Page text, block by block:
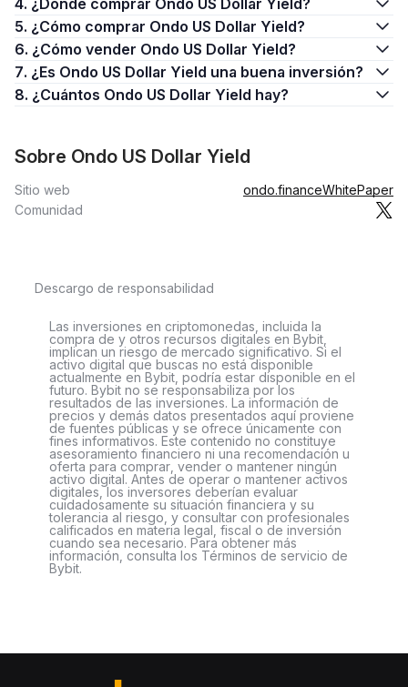
4. ¿Dónde comprar Ondo US Dollar Yield?
5. ¿Cómo comprar Ondo US Dollar Yield?
6. ¿Cómo vender Ondo US Dollar Yield?
7. ¿Es Ondo US Dollar Yield una buena inversión?
8. ¿Cuántos Ondo US Dollar Yield hay?
Sobre Ondo US Dollar Yield
Sitio web ondo.financeWhitePaper
Comunidad
Descargo de responsabilidad
Las inversiones en criptomonedas, incluida la
compra de y otros recursos digitales en Bybit,
implican un riesgo de mercado significativo. Si el
activo digital que buscas no está disponible
actualmente en Bybit, podría estar disponible en el
futuro. Bybit no se responsabiliza por los
resultados de las inversiones. La información de
precios y demás datos presentados aquí proviene
de fuentes públicas y se ofrece únicamente con
fines informativos. Este contenido no constituye
asesoramiento financiero ni una recomendación u
oferta para comprar, vender o mantener ningún
activo digital. Antes de operar o mantener activos
digitales, los inversores deberían evaluar
cuidadosamente su situación financiera y su
tolerancia al riesgo, y consultar con profesionales
calificados en materia legal, fiscal o de inversión
cuando sea necesario. Para obtener más
información, consulta los Términos de servicio de
Bybit.